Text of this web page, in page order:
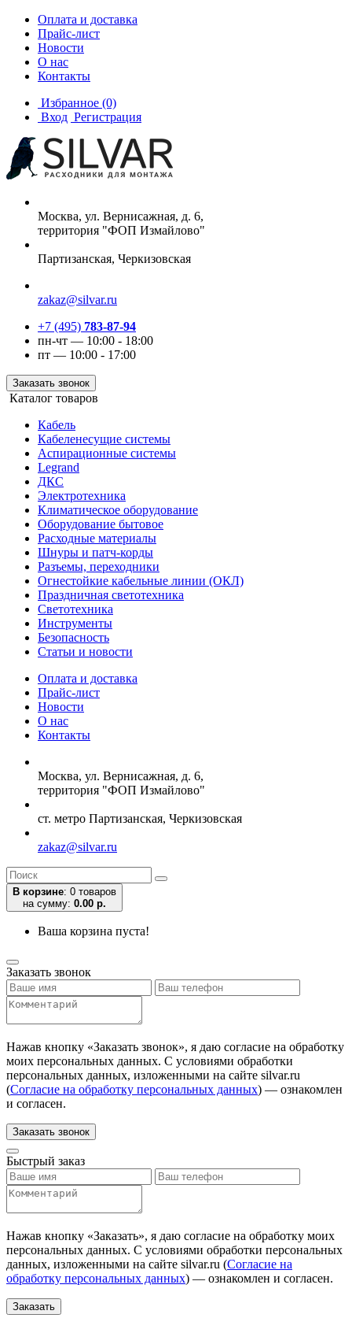
Оплата и доставка
Прайс-лист
Новости
О нас
Контакты
Избранное (0)
Вход Регистрация
Москва, ул. Вернисажная, д. 6,
территория "ФОП Измайлово"
Партизанская, Черкизовская
zakaz@silvar.ru
+7 (495) 783-87-94
пн-чт — 10:00 - 18:00
пт — 10:00 - 17:00
Заказать звонок
Каталог товаров
Кабель
Кабеленесущие системы
Аспирационные системы
Legrand
ДКС
Электротехника
Климатическое оборудование
Оборудование бытовое
Расходные материалы
Шнуры и патч-корды
Разъемы, переходники
Огнестойкие кабельные линии (ОКЛ)
Праздничная светотехника
Светотехника
Инструменты
Безопасность
Статьи и новости
Оплата и доставка
Прайс-лист
Новости
О нас
Контакты
Москва, ул. Вернисажная, д. 6,
территория "ФОП Измайлово"
ст. метро Партизанская, Черкизовская
zakaz@silvar.ru
В корзине: 0 товаров
на сумму: 0.00 р.
Ваша корзина пуста!
Заказать звонок
Нажав кнопку «Заказать звонок», я даю согласие на обработку
моих персональных данных. С условиями обработки
персональных данных, изложенными на сайте silvar.ru
(Согласие на обработку персональных данных) — ознакомлен
и согласен.
Заказать звонок
Быстрый заказ
Нажав кнопку «Заказать», я даю согласие на обработку моих
персональных данных. С условиями обработки персональных
данных, изложенными на сайте silvar.ru (Согласие на
обработку персональных данных) — ознакомлен и согласен.
Заказать